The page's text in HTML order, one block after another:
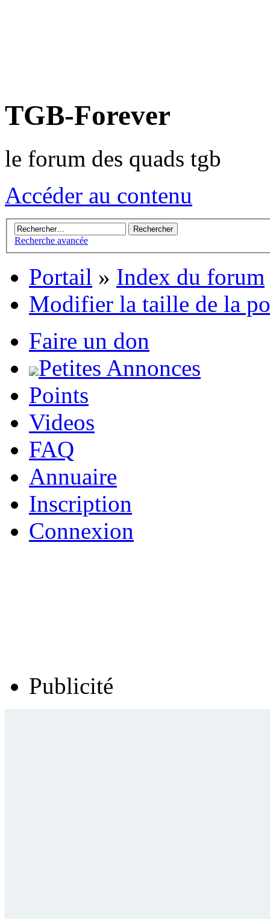
TGB-Forever
le forum des quads tgb
Accéder au contenu
Recherche avancée
Portail » Index du forum
Modifier la taille de la
Faire un don
Petites Annonces
Points
Videos
FAQ
Annuaire
Inscription
Connexion
Publicité